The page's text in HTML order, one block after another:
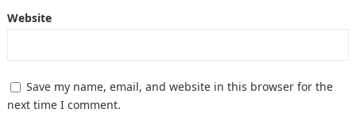
Website
Save my name, email, and website in this browser for the
next time I comment.